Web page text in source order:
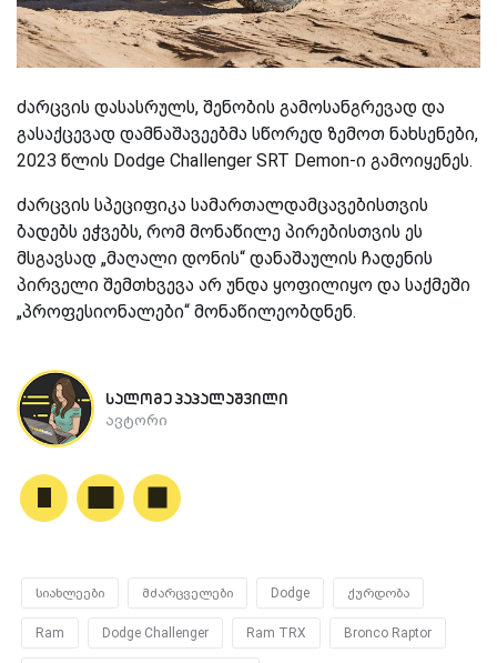
ძარცვის დასასრულს, შენობის გამოსანგრევად და
გასაქცევად დამნაშავეებმა სწორედ ზემოთ ნახსენები,
2023 წლის Dodge Challenger SRT Demon-ი გამოიყენეს.
ძარცვის სპეციფიკა სამართალდამცავებისთვის
ბადებს ეჭვებს, რომ მონაწილე პირებისთვის ეს
მსგავსად „მაღალი დონის“ დანაშაულის ჩადენის
პირველი შემთხვევა არ უნდა ყოფილიყო და საქმეში
„პროფესიონალები“ მონაწილეობდნენ.
სალომე პაპალაშვილი
ავტორი
სიახლეები მძარცველები Dodge ქურდობა
Ram Dodge Challenger Ram TRX Bronco Raptor